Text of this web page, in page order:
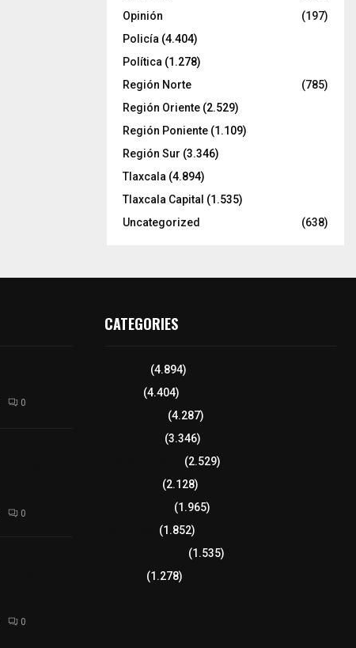
Opinión
(197)
Policía (4.404)
Política (1.278)
Región Norte
(785)
Región Oriente (2.529)
Región Poniente (1.109)
Región Sur (3.346)
Tlaxcala (4.894)
Tlaxcala Capital (1.535)
Uncategorized
(638)
0
0
0
CATEGORIES
(4.894)
(4.404)
(4.287)
(3.346)
(2.529)
(2.128)
(1.965)
(1.852)
(1.535)
(1.278)